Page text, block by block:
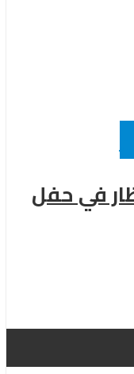
في حفل